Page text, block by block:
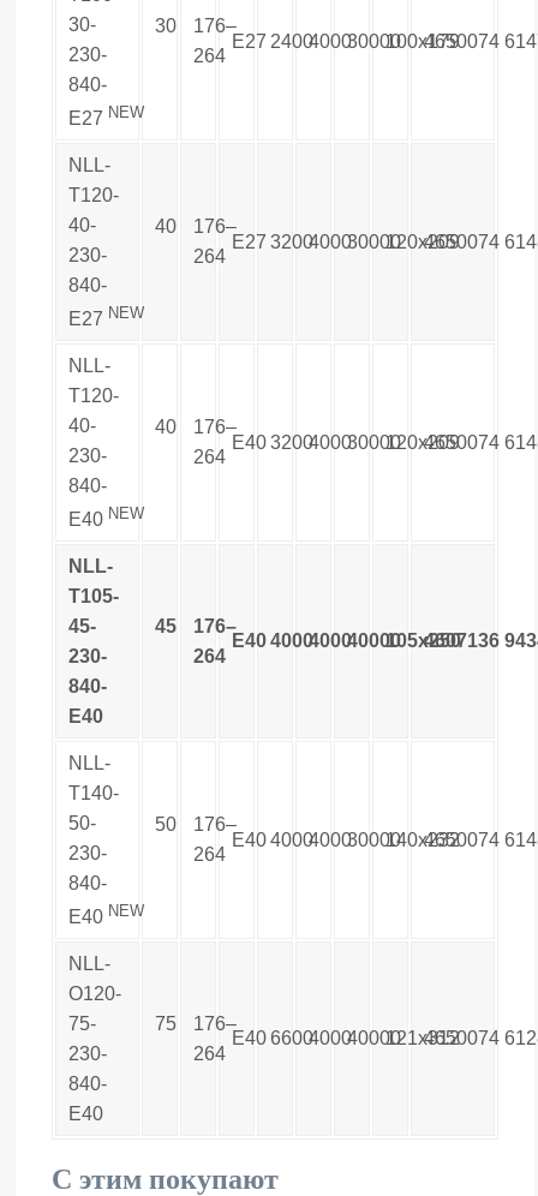
30-
230-
840-
E27 NEW
30
176–
264
E27 2400400030000100x1794650074
NLL-
T120-
40-
230-
840-
E27 NEW
40
176–
264
E27 3200400030000120x2094650074
NLL-
T120-
40-
230-
840-
E40 NEW
40
176–
264
E403200400030000120x2094650074
NLL-
T105-
45-
230-
840-
E40
45
176–
264
E404000400040000105x2504607136
NLL-
T140-
50-
230-
840-
E40 NEW
50
176–
264
E404000400030000140x2324650074
NLL-
O120-
75-
230-
840-
E40
75
176–
264
E406600400040000121x3124650074
С этим покупают